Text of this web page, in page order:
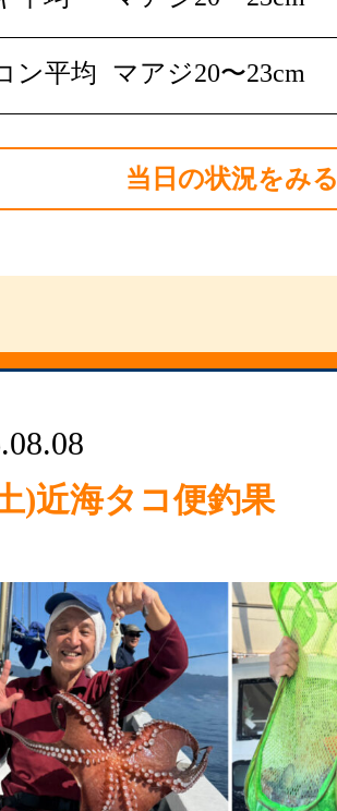
ン平均 マアジ20〜23cm
当日の状況をみ
)近海タコ便釣果